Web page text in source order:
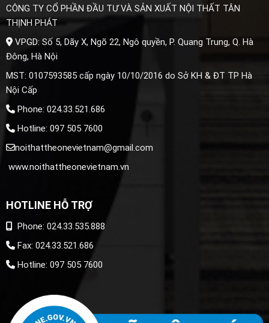
CÔNG TY CỔ PHẦN ĐẦU TƯ VÀ SẢN XUẤT NỘI THẤT TÂN
THỊNH PHÁT
VPGD: Số 5, Dãy X, Ngõ 22, Ngô quyền, P. Quang Trung, Q. Hà
Đông, Hà Nội
MST: 0107593585 cấp ngày 10/10/2016 do Sở KH & ĐT TP Hà
Nội Cấp
Phone: 024.33.521.686
Hotline: 097 505 7600
noithattheonevietnam@gmail.com
www.noithattheonevietnam.vn
HOTLINE HỖ TRỢ
Phone: 024.33.535.888
Fax: 024.33.521.686
Hotline: 097 505 7600